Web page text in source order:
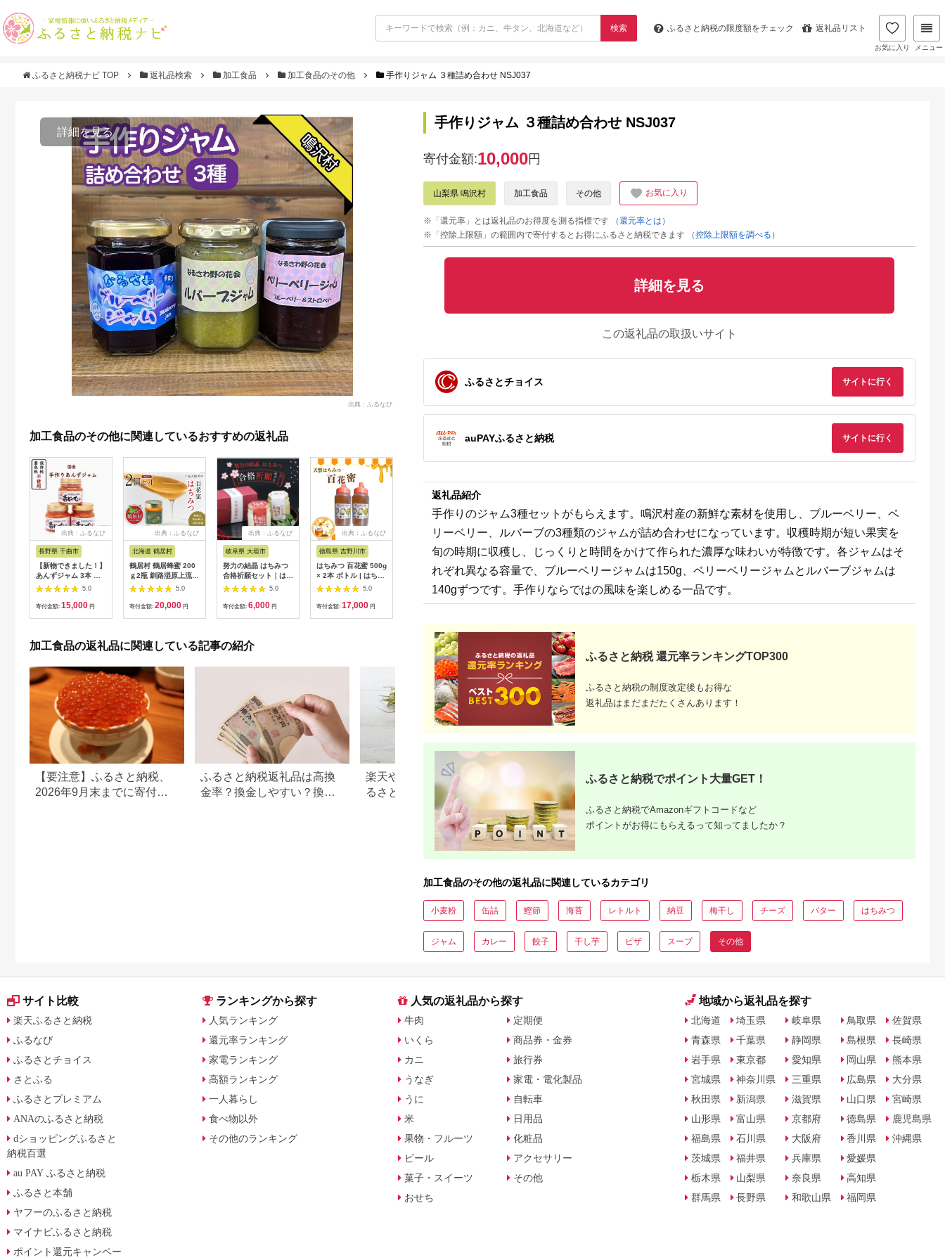
検索 ふるさと納税の限度額をチェック 返礼品リスト
お気に入り メニュー
ふるさと納税ナビ TOP 返礼品検索 加工食品 加工食品のその他 手作りジャム ３種詰め合わせ NSJ037
詳細を見る
出典：ふるなび
加工食品のその他に関連しているおすすめの返礼品
出典：ふるなび
長野県 千曲市
【新物できました！】
あんずジャム 3本 あ
んずの里の「手づくり
杏じゃむ」|ジャム
5.0
寄付金額: 15,000 円
出典：ふるなび
北海道 鶴居村
鶴居村 鶴居蜂蜜 200
ｇ2瓶 釧路湿原上流地
域の美しい村で取れた
蜂蜜（はちみつ ハチ
ミツ プレゼント国産
5.0
寄付金額: 20,000 円
出典：ふるなび
岐阜県 大垣市
努力の結晶 はちみつ
合格祈願セット｜はち
みつ
5.0
寄付金額: 6,000 円
出典：ふるなび
徳島県 吉野川市
はちみつ 百花蜜 500g
× 2本 ボトル | はちみ
つ
5.0
寄付金額: 17,000 円
出典：ふるなび
和歌山県 日高町
ナッツの蜂蜜漬【峠の
恵】 熊野古道 峠の
蜂蜜×ナッツ(日高町)
【1221106】
5.0
9,000
出典：ふるなび
熊本県 玉東町
玉東町の自然に育まれ
たイチゴをジャムに！
【ハニーローザ】【イ
チゴ(ゆうべに)】コン
フィチュールセット
定(土日祝除く)》熊本
県玉名郡玉東町 ぷら
っとぎょくとう
5.0
10,500
出典：ふるなび
和歌山県 日高町
【無添加】和歌山産
季節のフルーツジャム
セット(ゆらみかん+季
節のおすすめジャ
ム) 2個入
5.0
7,000
出典：ふるなび
北海道 旭川市
【スティックはちみ
つ】アカシア
2.5g×100本入 | はち
みつ_00512
12,000
出典：マイナビふるさ
福岡県 朝倉市
はちみつ セット 2種
レンゲブレンド
合わせ 食べ比べ 蜂蜜
22,000
鹿児島県 霧島市
K-126-B ＜数量限定
＞霧島産百花蜜
純粋ハチミツ 100%
はちみつ 蜂蜜 ハニー
12,000
加工食品の返礼品に関連している記事の紹介
【要注意】ふるさと納税、
2026年9月末までに寄付し
ふるさと納税返礼品は高換
金率？換金しやすい？換金
楽天やふるなびで人気！ふ
るさと納税「3,000円」の返
青森県 板柳町のふるさと納
税のご紹介
手作りジャム ３種詰め合わせ NSJ037
寄付金額:10,000円
山梨県 鳴沢村 加工食品 その他 お気に入り
※「還元率」とは返礼品のお得度を測る指標です
（還元率とは）
※「控除上限額」の範囲内で寄付するとお得にふるさと納税できます
（控除上限額を調べる）
詳細を見る
この返礼品の取扱いサイト
ふるさとチョイス サイトに行く
auPAYふるさと納税 サイトに行く
返礼品紹介
手作りのジャム3種セットがもらえます。鳴沢村産の新鮮な素材を使用し、ブルーベリー、ベ
リーベリー、ルバーブの3種類のジャムが詰め合わせになっています。収穫時期が短い果実を
旬の時期に収穫し、じっくりと時間をかけて作られた濃厚な味わいが特徴です。各ジャムはそ
れぞれ異なる容量で、ブルーベリージャムは150g、ベリーベリージャムとルバーブジャムは
140gずつです。手作りならではの風味を楽しめる一品です。
ふるさと納税 還元率ランキングTOP300
ふるさと納税の制度改定後もお得な
返礼品はまだまだたくさんあります！
ふるさと納税でポイント大量GET！
ふるさと納税でAmazonギフトコードなど
ポイントがお得にもらえるって知ってましたか？
加工食品のその他の返礼品に関連しているカテゴリ
小麦粉 缶詰 鰹節 海苔 レトルト 納豆 梅干し チーズ バター はちみつ
ジャム カレー 餃子 干し芋 ピザ スープ その他
サイト比較
楽天ふるさと納税
ふるなび
ふるさとチョイス
さとふる
ふるさとプレミアム
ANAのふるさと納税
dショッピングふるさと
納税百選
au PAY ふるさと納税
ふるさと本舗
ヤフーのふるさと納税
マイナビふるさと納税
ポイント還元キャンペー
ランキングから探す
人気ランキング
還元率ランキング
家電ランキング
高額ランキング
一人暮らし
食べ物以外
その他のランキング
人気の返礼品から探す
牛肉
いくら
カニ
うなぎ
うに
米
果物・フルーツ
ビール
菓子・スイーツ
おせち
定期便
商品券・金券
旅行券
家電・電化製品
自転車
日用品
化粧品
アクセサリー
その他
地域から返礼品を探す
北海道
青森県
岩手県
宮城県
秋田県
山形県
福島県
茨城県
栃木県
群馬県
埼玉県
千葉県
東京都
神奈川県
新潟県
富山県
石川県
福井県
山梨県
長野県
岐阜県
静岡県
愛知県
三重県
滋賀県
京都府
大阪府
兵庫県
奈良県
和歌山県
鳥取県
島根県
岡山県
広島県
山口県
徳島県
香川県
愛媛県
高知県
福岡県
佐賀県
長崎県
熊本県
大分県
宮崎県
鹿児島県
沖縄県